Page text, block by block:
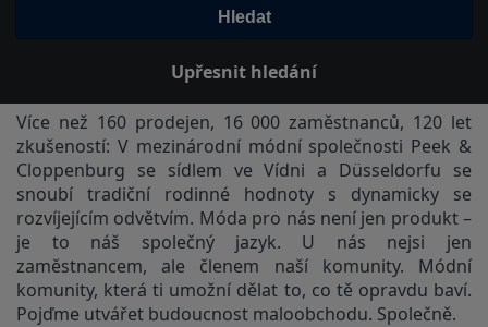
Hledat
Upřesnit hledání
Více než 160 prodejen, 16 000 zaměstnanců, 120 let
zkušeností: V mezinárodní módní společnosti Peek &
Cloppenburg se sídlem ve Vídni a Düsseldorfu se
snoubí tradiční rodinné hodnoty s dynamicky se
rozvíjejícím odvětvím. Móda pro nás není jen produkt –
je to náš společný jazyk. U nás nejsi jen
zaměstnancem, ale členem naší komunity. Módní
komunity, která ti umožní dělat to, co tě opravdu baví.
Pojďme utvářet budoucnost maloobchodu. Společně.